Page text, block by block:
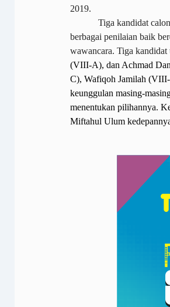
2019.
Tiga kandidat
berbagai penilaian baik
wawancara. Tiga
(VIII-A), dan Achmad
C), Wafiqoh Jamilah
keunggulan masing-
menentukan pilihannya.
Miftahul Ulum